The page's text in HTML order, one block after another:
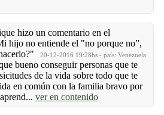
hizo un comentario en el
hijo no entiende el "no porque no”,
20-12-2016 19:28hs - país: Venezuela
bueno conseguir personas que te
de la vida sobre todo que te
en común con la familia bravo por
ver en contenido